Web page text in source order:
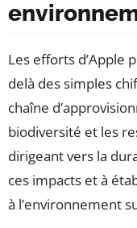
Les efforts d’Apple
delà des simples
chaîne
biodiversité et les
dirigeant vers la
ces impacts et à
à l’environnement